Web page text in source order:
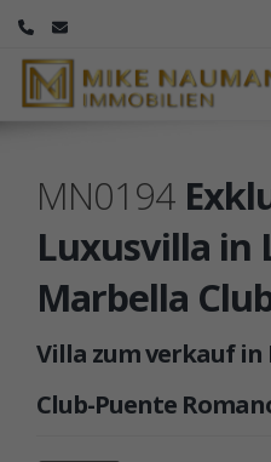
MN0194
Luxusvilla in
Marbella
Villa zum verkauf in
Club-Puente